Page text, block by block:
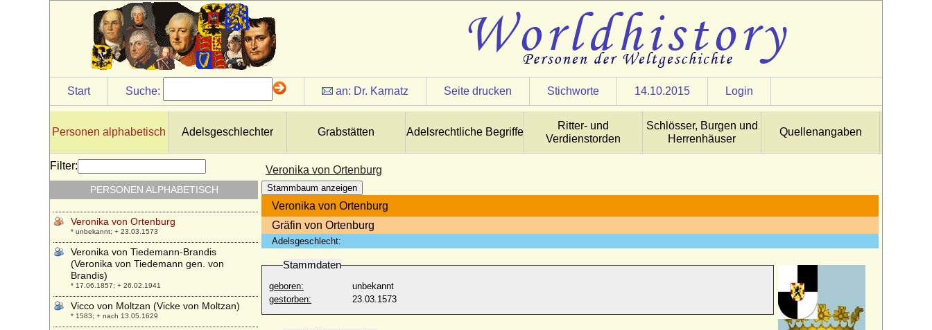
Start Suche: an: Dr. Karnatz Seite drucken Stichworte 14.10.2015 Login
Personen alphabetisch Adelsgeschlechter Grabstätten Adelsrechtliche Begriffe
Ritter- und
Verdienstorden
Schlösser, Burgen und
Herrenhäuser
Quellenangaben
Veronika von Ortenburg
Stammbaum anzeigen
Veronika von Ortenburg
Gräfin von Ortenburg
Adelsgeschlecht:
Stammdaten
geboren:
unbekannt
gestorben:
23.03.1573
Filter:
PERSONEN ALPHABETISCH
Verena von Freiburg-Badenweiler
+ 25.12.1321
Verena von Hachberg-Sausenberg
* 13.12.1392; + nach 08.12.1416
Veronika Biron von Kurland
Anna von Buch)
* 16.09.1882; + 18.07.1962
Veronika von der Oelsnitz
* 1523; + 1570/1572
Veronika von Hohenzollern
* 1375; + unbekannt
Veronika von Ortenburg
* unbekannt; + 23.03.1573
Veronika von Tiedemann-Brandis
(Veronika von Tiedemann gen. von
Brandis)
* 17.06.1857; + 26.02.1941
Vicco von Moltzan (Vicke von Moltzan)
* 1583; + nach 13.05.1629